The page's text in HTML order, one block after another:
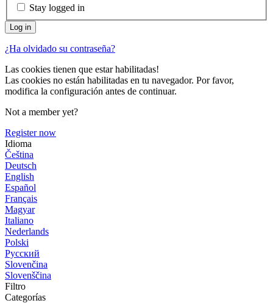
Stay logged in
¿Ha olvidado su contraseña?
Las cookies tienen que estar habilitadas!
Las cookies no están habilitadas en tu navegador. Por favor,
modifica la configuración antes de continuar.
Not a member yet?
Register now
Idioma
Čeština
Deutsch
English
Español
Français
Magyar
Italiano
Nederlands
Polski
Русский
Slovenčina
Slovenščina
Filtro
Categorías